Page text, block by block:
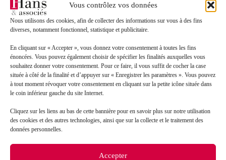
Vous contrôlez vos données
Nous utilisons des cookies, afin de collecter des informations sur vous à des fins
diverses, notamment fonctionnel, statistique et publicitaire.
En cliquant sur « Accepter », vous donnez votre consentement à toutes les fins
énoncées. Vous pouvez également choisir de spécifier les finalités auxquelles vous
souhaitez donner votre consentement. Pour ce faire, il vous suffit de cocher la case
située à côté de la finalité et d’appuyer sur « Enregistrer les paramètres ». Vous pouvez
à tout moment révoquer votre consentement en cliquant sur la petite icône située dans
le coin inférieur gauche du site Internet.
Cliquez sur les liens au bas de cette bannière pour en savoir plus sur notre utilisation
des cookies et des autres technologies, ainsi que sur la collecte et le traitement des
données personnelles.
Accepter
avec la politique de confidentialité du site*
La politique de confidentialitéet les
conditions
d’utilisation
s’appliquent.